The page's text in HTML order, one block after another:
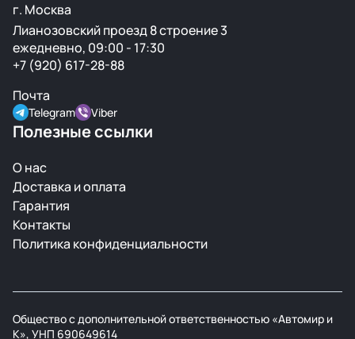
г. Москва
Лианозовский проезд 8 строение 3
ежедневно, 09:00 - 17:30
+7 (920) 617-28-88
Почта
Telegram Viber
Полезные ссылки
О нас
Доставка и оплата
Гарантия
Контакты
Политика конфиденциальности
Общество с дополнительной ответственностью «Автомир и
К», УНП 690649614